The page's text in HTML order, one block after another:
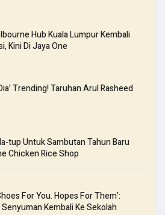
Hub Kuala Lumpur Kembali
Kini Di Jaya One
Trending! Taruhan Arul Rasheed
tup Untuk Sambutan Tahun Baru
Chicken Rice Shop
For You. Hopes For Them’:
Kembali Ke Sekolah